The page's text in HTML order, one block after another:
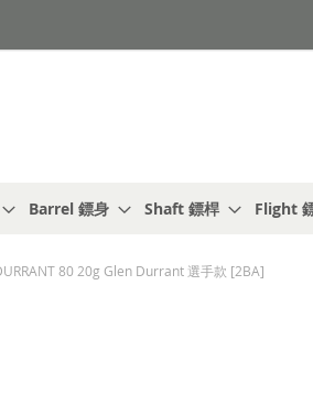
Barrel 鏢身 Shaft 鏢桿 Flight
80 20g Glen Durrant 選手款 [2BA]